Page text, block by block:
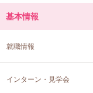
基本情報
就職情報
インターン・見学会